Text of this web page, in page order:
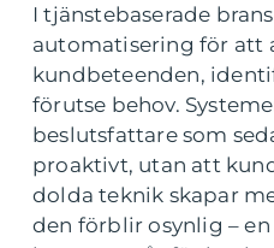
I tjänstebaserade
automatisering för att
kundbeteenden,
förutse behov.
beslutsfattare som
proaktivt, utan att
dolda teknik skapar
den förblir osynlig –